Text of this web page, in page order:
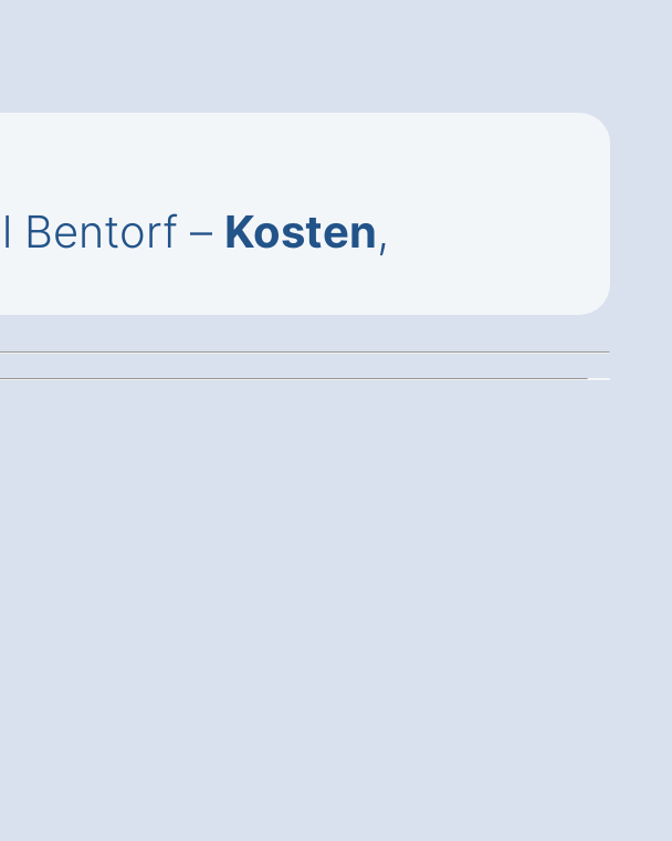
Bentorf – Kosten,